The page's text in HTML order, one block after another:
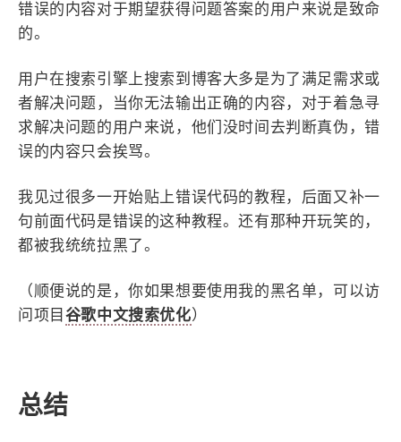
错误的内容对于期望获得问题答案的用户来说是致命
的。
用户在搜索引擎上搜索到博客大多是为了满足需求或
者解决问题，当你无法输出正确的内容，对于着急寻
求解决问题的用户来说，他们没时间去判断真伪，错
误的内容只会挨骂。
我见过很多一开始贴上错误代码的教程，后面又补一
句前面代码是错误的这种教程。还有那种开玩笑的，
都被我统统拉黑了。
（顺便说的是，你如果想要使用我的黑名单，可以访
问项目 谷歌中文搜索优化）
总结